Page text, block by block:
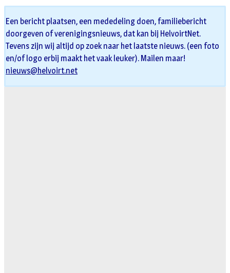
Een bericht plaatsen, een mededeling doen, familiebericht
doorgeven of verenigingsnieuws, dat kan bij HelvoirtNet.
Tevens zijn wij altijd op zoek naar het laatste nieuws. (een foto
en/of logo erbij maakt het vaak leuker). Mailen maar!
nieuws@helvoirt.net